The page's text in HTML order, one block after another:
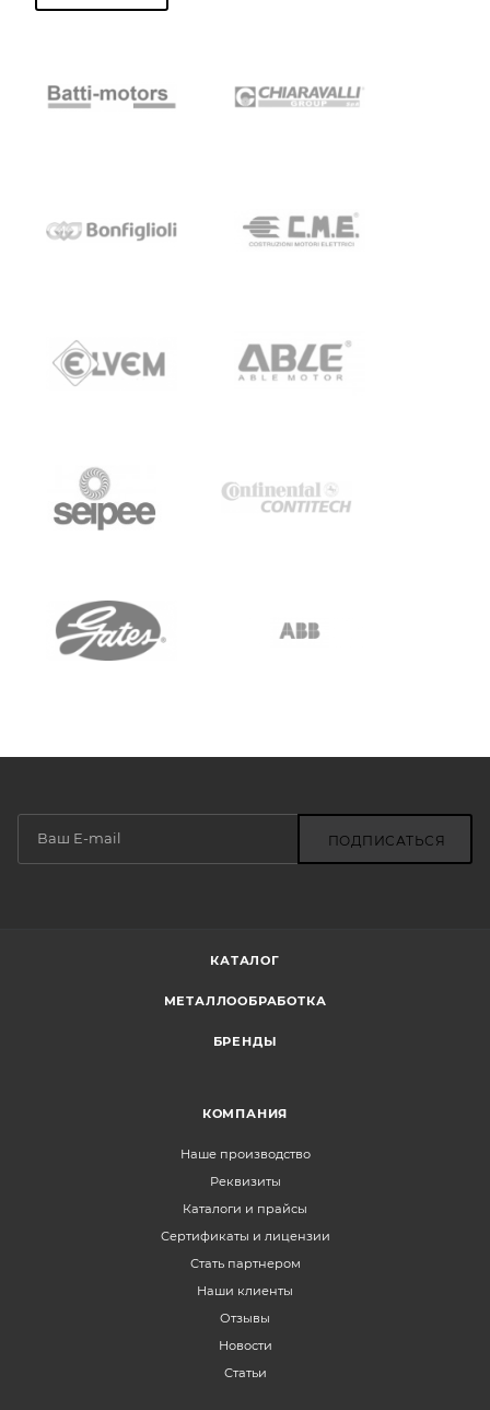
ПОДПИСАТЬСЯ
КАТАЛОГ
МЕТАЛЛООБРАБОТКА
БРЕНДЫ
КОМПАНИЯ
Наше производство
Реквизиты
Каталоги и прайсы
Сертификаты и лицензии
Стать партнером
Наши клиенты
Отзывы
Новости
Статьи